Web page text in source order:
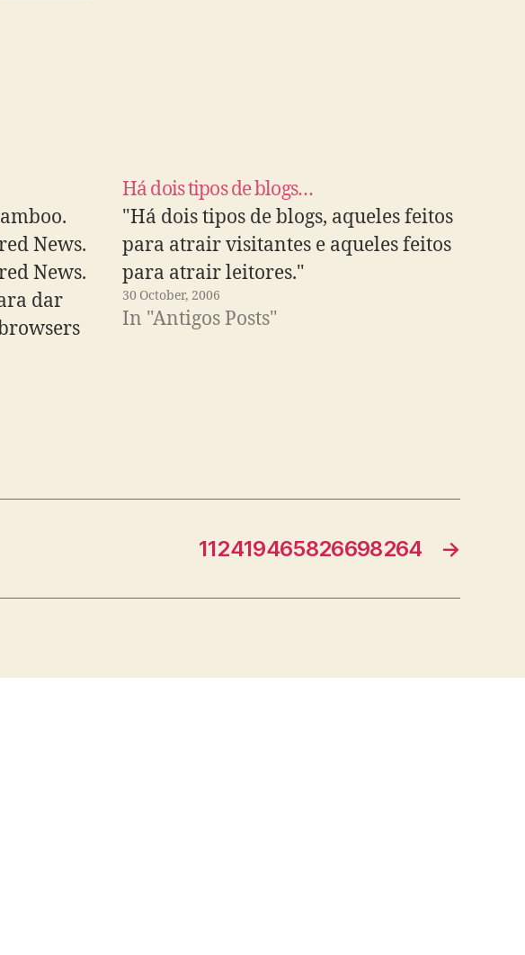
News.
News.
dar
Há dois tipos de blogs…
"Há dois tipos de blogs, aqueles feitos
para atrair visitantes e aqueles feitos
para atrair leitores."
30 October, 2006
In "Antigos Posts"
→
112419465826698264